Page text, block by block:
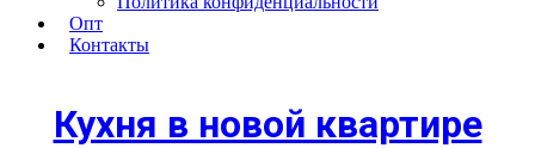
Опт
Контакты
Кухня в новой квартире